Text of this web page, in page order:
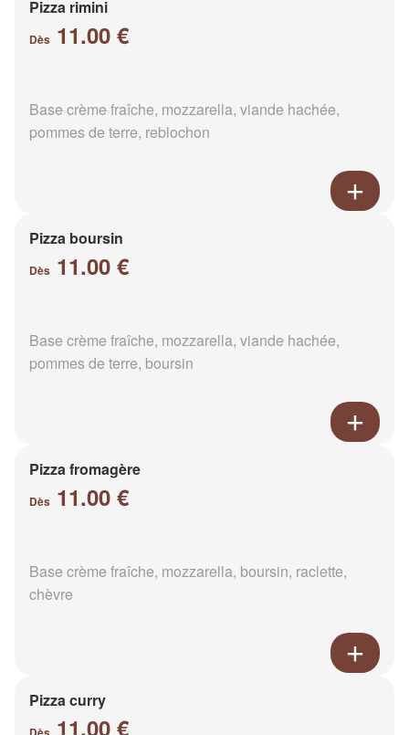
Pizza rimini
Dès 11.00 €
Base crème fraîche, mozzarella, viande hachée,
pommes de terre, reblochon
Pizza boursin
Dès 11.00 €
Base crème fraîche, mozzarella, viande hachée,
pommes de terre, boursin
Pizza fromagère
Dès 11.00 €
Base crème fraîche, mozzarella, boursin, raclette,
chèvre
Pizza curry
11.00 €